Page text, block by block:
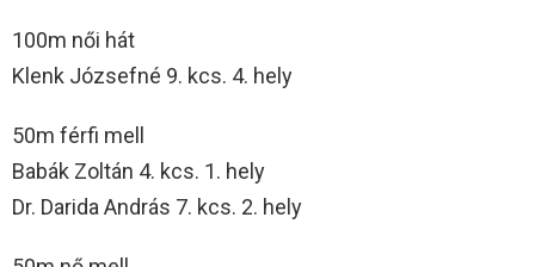
100m női hát
Klenk Józsefné 9. kcs. 4. hely
50m férfi mell
Babák Zoltán 4. kcs. 1. hely
Dr. Darida András 7. kcs. 2. hely